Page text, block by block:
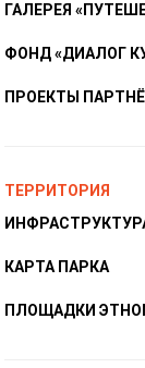
ГАЛЕРЕЯ
ФОНД «ДИАЛОГ
ПРОЕКТЫ
ТЕРРИТОРИЯ
КАРТА ПАРКА
ПЛОЩАДКИ